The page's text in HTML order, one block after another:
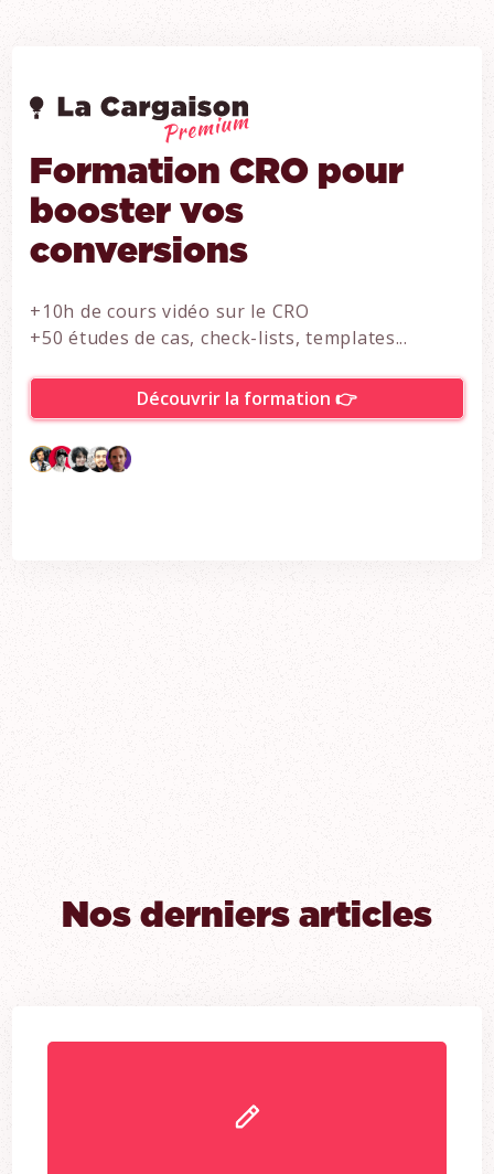
Formation CRO pour
booster vos
conversions
+10h de cours vidéo sur le CRO
+50 études de cas, check-lists, templates...
Découvrir la formation 👉
Nos derniers articles